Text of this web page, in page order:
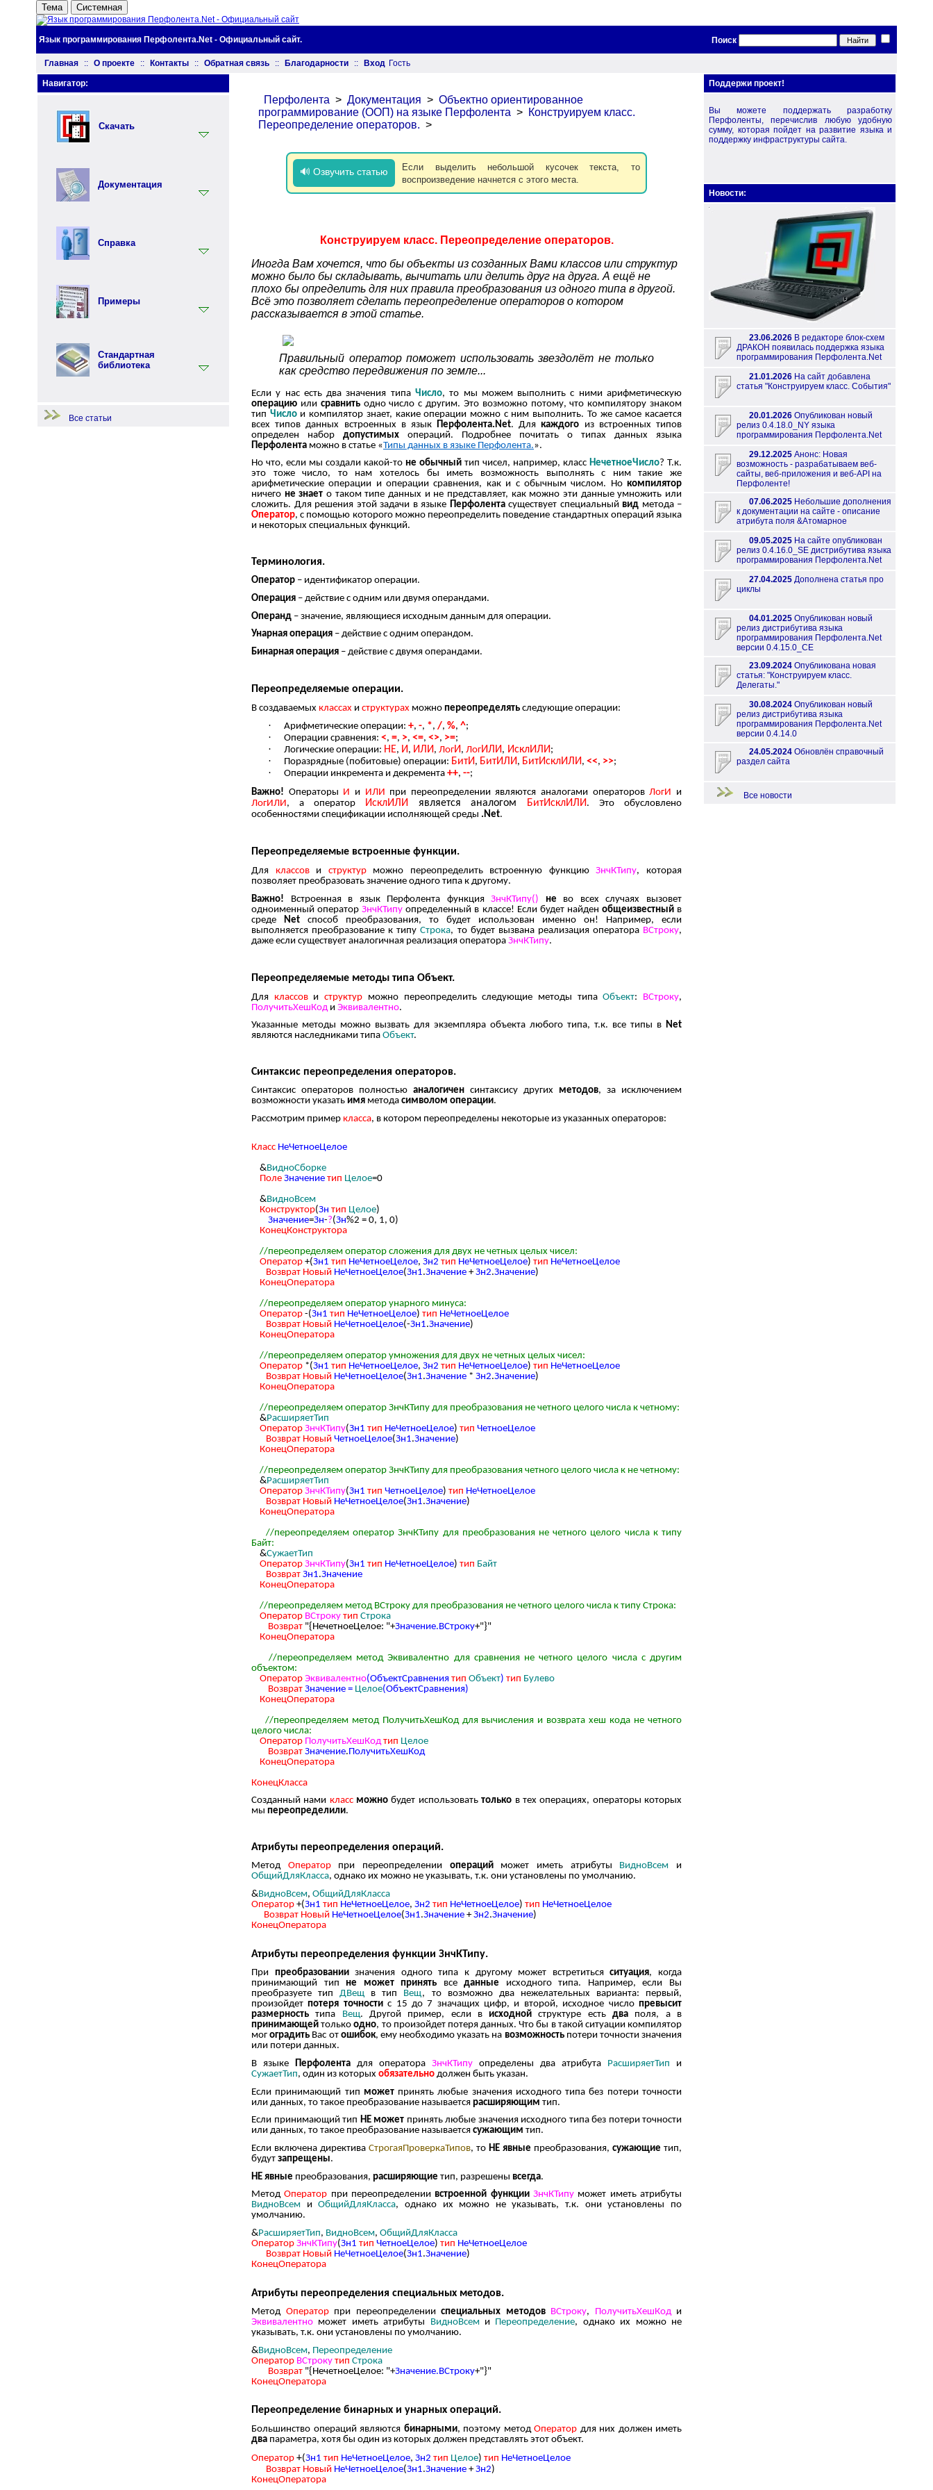
Тема Системная
Язык программирования Перфолента.Net - Официальный сайт. Поиск
Главная :: О проекте :: Контакты :: Обратная связь :: Благодарности :: Вход Гость
Перфолента > Документация > Объектно ориентированное
программирование (ООП) на языке Перфолента > Конструируем класс.
Переопределение операторов. >
🔊 Озвучить статью
Если выделить небольшой кусочек текста, то
воспроизведение начнется с этого места.
Конструируем класс. Переопределение операторов.
Иногда Вам хочется, что бы объекты из созданных Вами классов или структур
можно было бы складывать, вычитать или делить друг на друга. А ещё не
плохо бы определить для них правила преобразования из одного типа в другой.
Всё это позволяет сделать переопределение операторов о котором
рассказывается в этой статье.
Правильный оператор поможет использовать звездолёт не только
как средство передвижения по земле...
Если у нас есть два значения типа Число, то мы можем выполнить с ними арифметическую
операцию или сравнитьодно число с другим. Это возможно потому, что компилятору знаком
тип Числои компилятор знает, какие операции можно с ним выполнить. То же самое касается
всех типов данных встроенных в язык Перфолента. Net. Длякаждого из встроенных типов
определен набор допустимых операций. Подробнее почитать о типах данных языка
Перфолента можно в статье «Типы данных в языке Перфолента.».
Но что, если мы создали какой-то не обычный тип чисел, например, класс НечетноеЧисло? Т.к.
это тоже число, то нам хотелось бы иметь возможность выполнять с ним такие же
арифметические операции и операции сравнения, как и с обычным числом. Но компилятор
ничего не знает о таком типе данных и не представляет, как можно эти данные умножить или
сложить. Для решения этой задачи в языке Перфолентасуществует специальный вид метода –
Оператор, с помощью которого можно переопределить поведение стандартных операций языка
и некоторых специальных функций.
Терминология.
Оператор – идентификатор операции.
Операция – действие с одним или двумя операндами.
Операнд – значение, являющиеся исходным данным для операции.
Унарная операция – действие с одним операндом.
Бинарная операция – действие с двумя операндами.
Переопределяемые операции.
В создаваемых классах и структурах можно переопределять следующие операции:
· Арифметические операции: +, -, *, /, %, ^;
· Операции сравнения: <, =, >, <=, <>, >=;
· Логические операции: НЕ, И, ИЛИ, ЛогИ, ЛогИЛИ, ИсклИЛИ;
· Поразрядные (побитовые) операции: БитИ, БитИЛИ, БитИсклИЛИ, <<, >>;
· Операции инкремента и декремента ++, --;
Важно! Операторы И и ИЛИ при переопределении являются аналогами операторовЛогИ и
ЛогИЛИ, а оператор ИсклИЛИ является аналогом БитИсклИЛИ . Это обусловлено
особенностями спецификации исполняющей среды .Net.
Переопределяемые встроенные функции.
Для классов и структур можно переопределить встроенную функциюЗнчКТипу, которая
позволяет преобразовать значение одного типа к другому.
Важно! Встроенная в язык Перфолента функцияЗнчКТипу() не во всех случаях вызовет
одноименный операторЗнчКТипу определенный в классе! Если будет найден общеизвестныйв
среде
Net способ преобразования, то будет использован именно он! Например, если
выполняется преобразование к типуСтрока, то будет вызвана реализация оператора ВСтроку,
даже если существует аналогичная реализация оператора ЗнчКТипу.
Переопределяемые методы типа Объект.
Для классов иструктур можно переопределить следующие методы типаОбъект: ВСтроку,
ПолучитьХешКоди Эквивалентно.
Указанные методы можно вызвать для экземпляра объекта любого типа, т.к. все типы в Net
являются наследниками типа Объект.
Синтаксис переопределения операторов.
Синтаксис операторов полностью аналогичен синтаксису других методов, за исключением
возможности указать имя метода символом операции.
Рассмотрим пример класса, в котором переопределены некоторые из указанных операторов:
Класс НеЧетноеЦелое
&ВидноСборке
Поле Значение тип Целое=0
&ВидноВсем
Конструктор(Зн тип Целое)
Значение=Зн-?(Зн%2 = 0, 1, 0)
КонецКонструктора
//переопределяем оператор сложения для двух не четных целых чисел:
Оператор +(Зн1 тип НеЧетноеЦелое, Зн2 тип НеЧетноеЦелое) тип НеЧетноеЦелое
Возврат Новый НеЧетноеЦелое(Зн1.Значение +Зн2.Значение)
КонецОператора
//переопределяем оператор унарного минуса:
Оператор -(Зн1 тип НеЧетноеЦелое) тип НеЧетноеЦелое
Возврат Новый НеЧетноеЦелое(-Зн1.Значение)
КонецОператора
//переопределяем оператор умножения для двух не четных целых чисел:
Оператор *(Зн1 тип НеЧетноеЦелое, Зн2 тип НеЧетноеЦелое) тип НеЧетноеЦелое
Возврат Новый НеЧетноеЦелое(Зн1.Значение * Зн2.Значение)
КонецОператора
//переопределяем оператор ЗнчКТипу для преобразования не четного целого числа к четному:
&РасширяетТип
Оператор ЗнчКТипу(Зн1 тип НеЧетноеЦелое) тип ЧетноеЦелое
Возврат Новый ЧетноеЦелое(Зн1.Значение)
КонецОператора
//переопределяем оператор ЗнчКТипу для преобразования четного целого числа к не четному:
&РасширяетТип
Оператор ЗнчКТипу(Зн1 тип ЧетноеЦелое) тип НеЧетноеЦелое
Возврат Новый НеЧетноеЦелое(Зн1.Значение)
КонецОператора
//переопределяем оператор ЗнчКТипу для преобразования не четного целого числа к типу
Байт:
&СужаетТип
Оператор ЗнчКТипу(Зн1 тип НеЧетноеЦелое) тип Байт
Возврат Зн1.Значение
КонецОператора
//переопределяем метод ВСтроку для преобразования не четного целого числа к типу Строка:
Оператор ВСтроку тип Строка
Возврат "{НечетноеЦелое: "+Значение.ВСтроку+"}"
КонецОператора
//переопределяем метод Эквивалентно для сравнения не четного целого числа с другим
объектом:
Оператор Эквивалентно(ОбъектСравнения тип Объект) тип Булево
Возврат Значение = Целое(ОбъектСравнения)
КонецОператора
//переопределяем метод ПолучитьХешКод для вычисления и возврата хеш кода не четного
целого числа:
Оператор ПолучитьХешКод тип Целое
Возврат Значение.ПолучитьХешКод
КонецОператора
КонецКласса
Созданный нами класс можно будет использоватьтолько в тех операциях, операторы которых
мы переопределили.
Атрибуты переопределения операций.
Метод Оператор при переопределении операцийможет иметь атрибуты ВидноВсем и
ОбщийДляКласса, однако их можно не указывать, т.к. они установлены по умолчанию.
&ВидноВсем, ОбщийДляКласса
Оператор +(Зн1 тип НеЧетноеЦелое, Зн2 тип НеЧетноеЦелое) тип НеЧетноеЦелое
Возврат Новый НеЧетноеЦелое(Зн1.Значение +Зн2.Значение)
КонецОператора
Атрибуты переопределения функции ЗнчКТипу.
При преобразованиизначения одного типа к другому может встретитьсяситуация, когда
принимающий типне может принять вседанные исходного типа. Например, если Вы
преобразуете типДВещ в тип Вещ, то возможно два нежелательных варианта: первый,
произойдетпотеря точностис 15 до 7 значащих цифр, и второй, исходное числопревысит
размерность типа Вещ. Другой пример, если висходной структуре естьдва поля, а в
принимающей толькоодно, то произойдет потеря данных. Что бы в такой ситуации компилятор
могоградить Вас от ошибок, ему необходимо указать на возможностьпотери точности значения
или потери данных.
В языке
Перфолента для оператора ЗнчКТипу определены два атрибута РасширяетТип и
СужаетТип, один из которых обязательно должен быть указан.
Если принимающий тип можетпринять любые значения исходного типа без потери точности
или данных, то такое преобразование называется расширяющим тип.
Если принимающий тип НЕ может принять любые значения исходного типа без потери точности
или данных, то такое преобразование называется сужающим тип.
Если включена директива СтрогаяПроверкаТипов, то НЕ явные преобразования, сужающие тип,
будут запрещены.
НЕ явные преобразования, расширяющие тип, разрешены всегда.
МетодОператор при переопределении встроенной функции ЗнчКТипу может иметь атрибуты
ВидноВсем иОбщийДляКласса, однако их можно не указывать, т.к. они установлены по
умолчанию.
&РасширяетТип, ВидноВсем, ОбщийДляКласса
Оператор ЗнчКТипу(Зн1 тип ЧетноеЦелое) тип НеЧетноеЦелое
Возврат Новый НеЧетноеЦелое(Зн1.Значение)
КонецОператора
Атрибуты переопределения специальных методов.
Метод Оператор при переопределении специальных методов ВСтроку, ПолучитьХешКоди
Эквивалентно может иметь атрибуты ВидноВсеми Переопределение, однако их можно не
указывать, т.к. они установлены по умолчанию.
&ВидноВсем, Переопределение
Оператор ВСтроку тип Строка
Возврат "{НечетноеЦелое: "+Значение.ВСтроку+"}"
КонецОператора
Переопределение бинарных и унарных операций.
Большинство операций являются бинарными, поэтому метод Оператор для них должен иметь
два параметра, хотя бы один из которых должен представлять этот объект.
Оператор +(Зн1 тип НеЧетноеЦелое, Зн2 тип Целое) тип НеЧетноеЦелое
Возврат Новый НеЧетноеЦелое(Зн1.Значение +Зн2)
КонецОператора
Навигатор:
Скачать
Документация
Инструментарий
Документация
Синтаксис языка Перфолента
Практика программирования на
Объектно ориентированное
программирование (ООП) на
языке Перфолента
Справка
Встроенные функции
Терминология
Примеры
Перфолента.Net
Примеры по стандартной
библиотеке
Стандартная
библиотека
Все статьи
Поддержи проект!
Вы можете поддержать разработку
Перфоленты, перечислив любую удобную
сумму, которая пойдет на развитие языка и
поддержку инфраструктуры сайта.
Новости:
23.06.2026 В редакторе блок-схем
ДРАКОН появилась поддержка языка
программирования Перфолента.Net
21.01.2026 На сайт добавлена
статья "Конструируем класс. События"
20.01.2026 Опубликован новый
релиз 0.4.18.0_NY языка
программирования Перфолента.Net
29.12.2025 Анонс: Новая
возможность - разрабатываем веб-
сайты, веб-приложения и веб-API на
Перфоленте!
07.06.2025 Небольшие дополнения
к документации на сайте - описание
атрибута поля &Атомарное
09.05.2025 На сайте опубликован
релиз 0.4.16.0_SE дистрибутива языка
программирования Перфолента.Net
27.04.2025 Дополнена статья про
циклы
04.01.2025 Опубликован новый
релиз дистрибутива языка
программирования Перфолента.Net
версии 0.4.15.0_CE
23.09.2024 Опубликована новая
статья: "Конструируем класс.
Делегаты."
30.08.2024 Опубликован новый
релиз дистрибутива языка
программирования Перфолента.Net
версии 0.4.14.0
24.05.2024 Обновлён справочный
раздел сайта
Все новости